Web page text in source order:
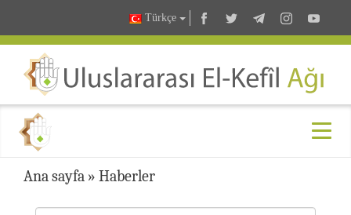
Türkçe
Ana sayfa » Haberler